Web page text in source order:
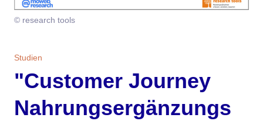
Themen
Marketing
Branche
Studien
Magazin
Aktuelle Ausgabe
Ausgabenarchiv
Kontakt
Team
© research tools
Studien
"Customer Journey
Nahrungsergänzungs